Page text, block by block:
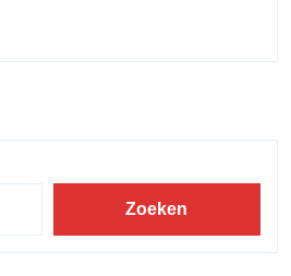
Zoeken